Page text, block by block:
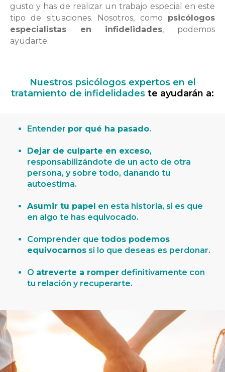
gusto y has de realizar un trabajo especial en este
tipo de situaciones. Nosotros, como psicólogos
especialistas en infidelidades, podemos
ayudarte.
Nuestros psicólogos expertos en el
tratamiento de infidelidades te ayudarán a:
Entender por qué ha pasado.
Dejar de culparte en exceso,
responsabilizándote de un acto de otra
persona, y sobre todo, dañando tu
autoestima.
Asumir tu papel en esta historia, si es que
en algo te has equivocado.
Comprender que todos podemos
equivocarnos si lo que deseas es perdonar.
O atreverte a romper definitivamente con
tu relación y recuperarte.